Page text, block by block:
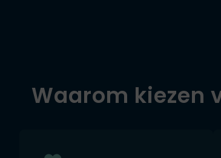
Waarom kiezen